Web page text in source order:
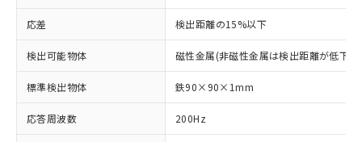
応差 検出距離の15%以下
検出可能物体 磁性金属(非磁性金属は検出距離が低下し
標準検出物体 鉄90×90×1mm
応答周波数 200Hz